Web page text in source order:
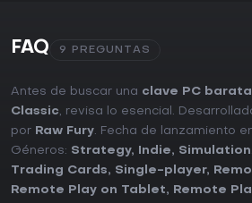
FAQ 9 PREGUNTAS
Antes de buscar una clave PC
Classic, revisa lo esencial.
por Raw Fury. Fecha de lanzamiento
Géneros: Strategy, Indie, Simulation
Trading Cards, Single-player,
Remote Play on Tablet, Remote